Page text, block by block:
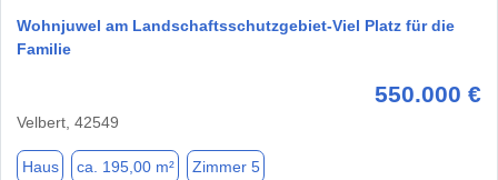
Wohnjuwel am Landschaftsschutzgebiet-Viel Platz für die
Familie
550.000 €
Velbert, 42549
Haus ca. 195,00 m² Zimmer 5